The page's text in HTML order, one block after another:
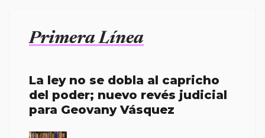
Primera Línea
La ley no se dobla al capricho
del poder; nuevo revés judicial
para Geovany Vásquez